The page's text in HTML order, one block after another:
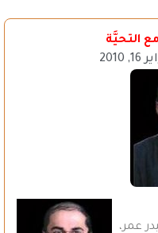
التحيَّة
2010
عمر،